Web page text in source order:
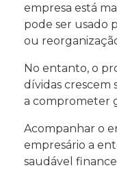
empresa está
pode ser usado
ou
No entanto, o
dívidas crescem
a comprometer
Acompanhar o
empresário a
saudável